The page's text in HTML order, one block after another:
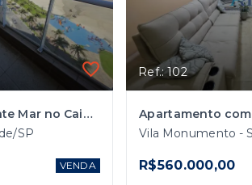
Apartamento Frente Mar no Caiçara em Praia Grande
SP
VENDA
Ref.: 102
R$560.000,00